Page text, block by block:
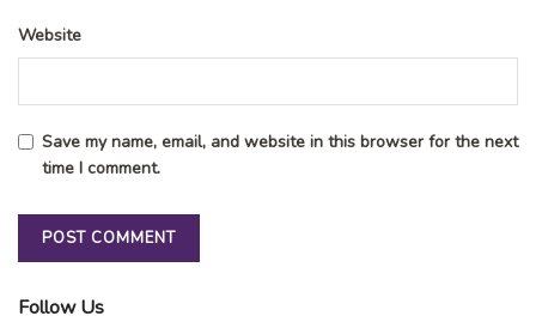
Website
Save my name, email, and website in this browser for the next
time I comment.
Follow Us